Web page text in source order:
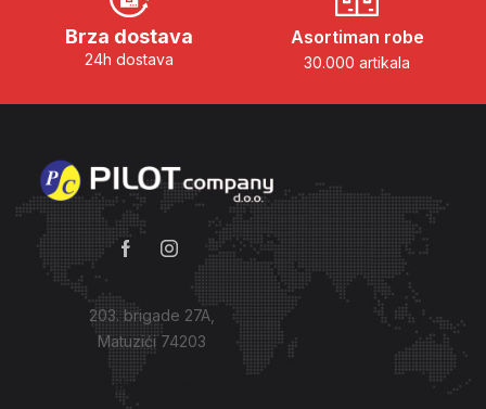
Brza dostava
24h dostava
Asortiman robe
30.000 artikala
203. brigade 27A,
Matuzići 74203
Kako do nas?